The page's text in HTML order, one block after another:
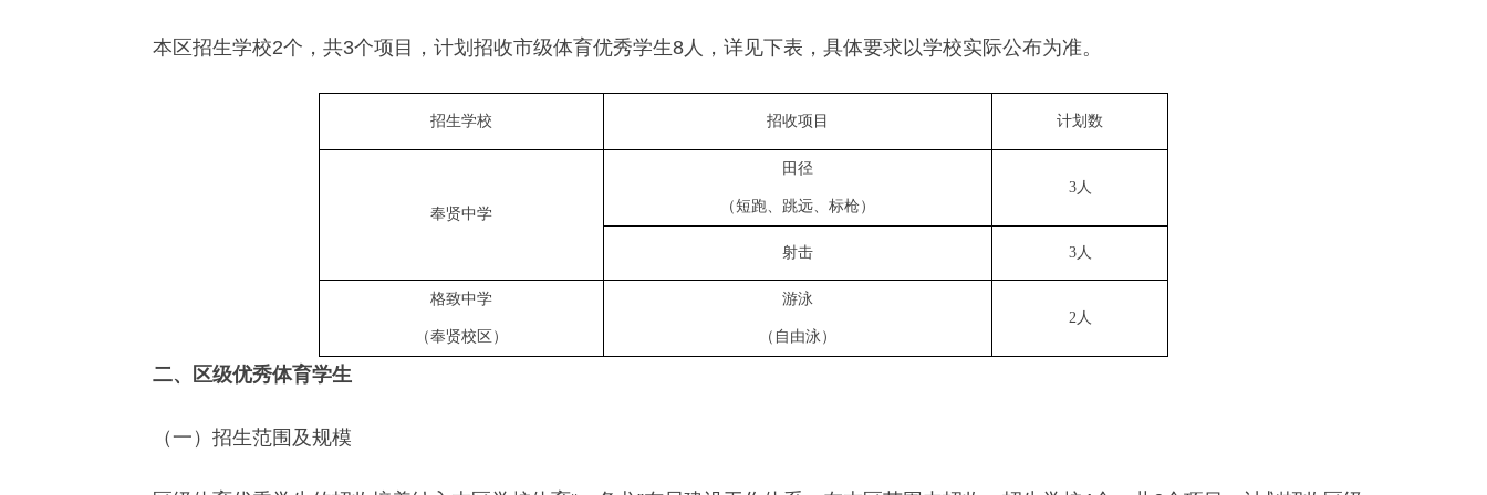
本区招生学校2个，共3个项目，计划招收市级体育优秀学生8人，详见下表，具体要求以学校实际公布为准。
招生学校 招收项目 计划数
奉贤中学
田径
（短跑、跳远、标枪）
3人
射击 3人
格致中学
（奉贤校区）
游泳
（自由泳）
2人
二、区级优秀体育学生
（一）招生范围及规模